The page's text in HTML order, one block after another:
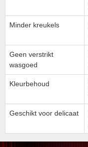
Minder kreukels
Geen verstrikt
wasgoed
Kleurbehoud
Geschikt voor delicaat